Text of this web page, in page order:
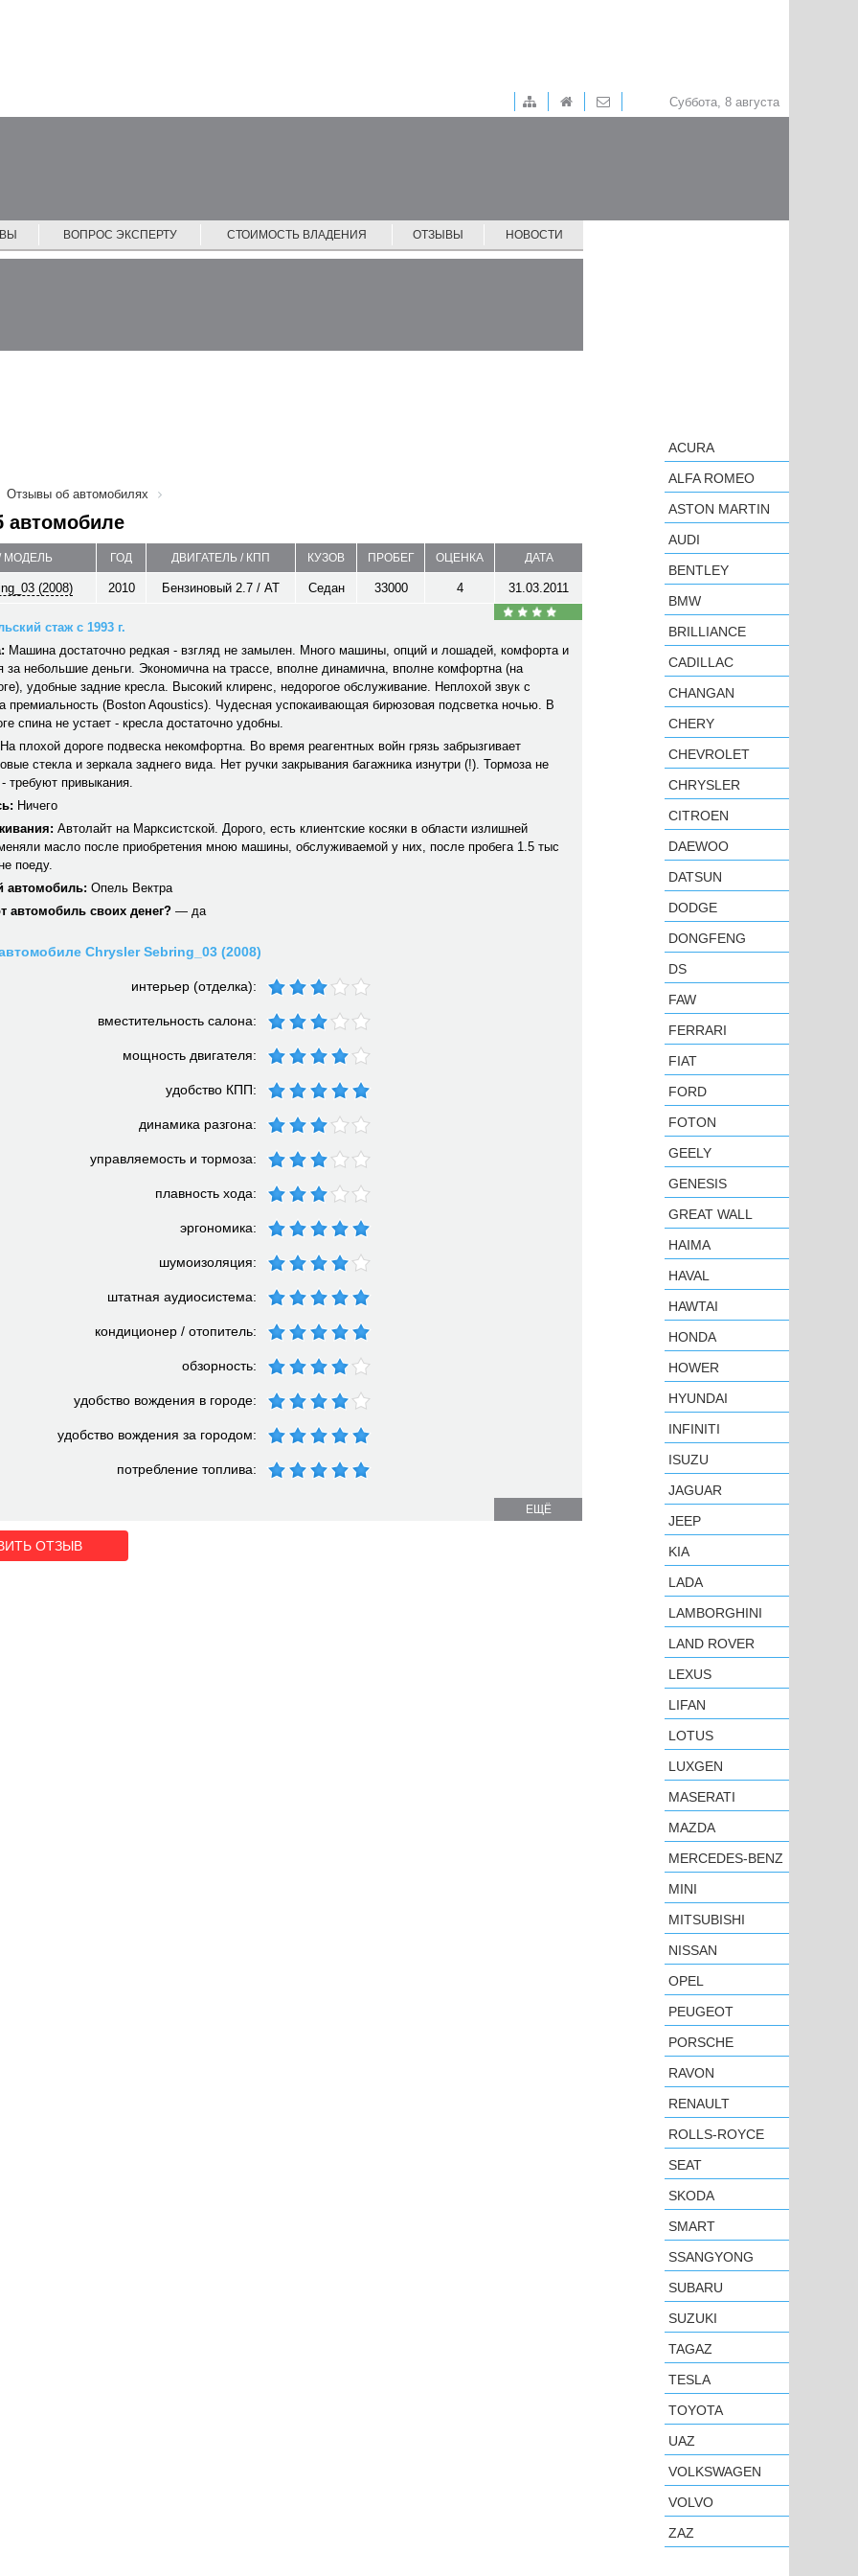
Суббота, 8 августа
ВОПРОС ЭКСПЕРТУ СТОИМОСТЬ ВЛАДЕНИЯ ОТЗЫВЫ НОВОСТИ
Отзывы об автомобилях
автомобиле
МОДЕЛЬ ГОД ДВИГАТЕЛЬ / КПП КУЗОВ ПРОБЕГ ОЦЕНКА ДАТА
(2008) 2010 Бензиновый 2.7 / AT Седан 33000 4 31.03.2011
стаж с 1993 г.
Машина достаточно редкая - взгляд не замылен. Много машины, опций и лошадей, комфорта и
за небольшие деньги. Экономична на трассе, вполне динамична, вполне комфортна (на
удобные задние кресла. Высокий клиренс, недорогое обслуживание. Неплохой звук с
премиальность (Boston Aqoustics). Чудесная успокаивающая бирюзовая подсветка ночью. В
спина не устает - кресла достаточно удобны.
плохой дороге подвеска некомфортна. Во время реагентных войн грязь забрызгивает
стекла и зеркала заднего вида. Нет ручки закрывания багажника изнутри (!). Тормоза не
требуют привыкания.
Ничего
Автолайт на Марксистской. Дорого, есть клиентские косяки в области излишней
масло после приобретения мною машины, обслуживаемой у них, после пробега 1.5 тыс
поеду.
автомобиль: Опель Вектра
автомобиль своих денег? — да
Chrysler Sebring_03 (2008)
интерьер (отделка):
вместительность салона:
мощность двигателя:
удобство КПП:
динамика разгона:
управляемость и тормоза:
плавность хода:
эргономика:
шумоизоляция:
штатная аудиосистема:
кондиционер / отопитель:
обзорность:
удобство вождения в городе:
удобство вождения за городом:
потребление топлива:
ЕЩЁ
ОТЗЫВ
ACURA
ALFA ROMEO
ASTON MARTIN
AUDI
BENTLEY
BMW
BRILLIANCE
CADILLAC
CHANGAN
CHERY
CHEVROLET
CHRYSLER
CITROEN
DAEWOO
DATSUN
DODGE
DONGFENG
DS
FAW
FERRARI
FIAT
FORD
FOTON
GEELY
GENESIS
GREAT WALL
HAIMA
HAVAL
HAWTAI
HONDA
HOWER
HYUNDAI
INFINITI
ISUZU
JAGUAR
JEEP
KIA
LADA
LAMBORGHINI
LAND ROVER
LEXUS
LIFAN
LOTUS
LUXGEN
MASERATI
MAZDA
MERCEDES-BENZ
MINI
MITSUBISHI
NISSAN
OPEL
PEUGEOT
PORSCHE
RAVON
RENAULT
ROLLS-ROYCE
SEAT
SKODA
SMART
SSANGYONG
SUBARU
SUZUKI
TAGAZ
TESLA
TOYOTA
UAZ
VOLKSWAGEN
VOLVO
ZAZ